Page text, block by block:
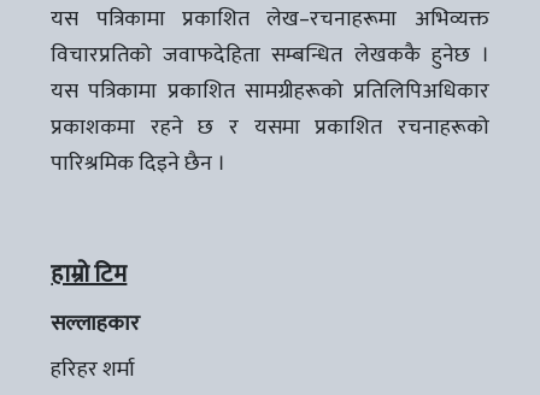
यस पत्रिकामा प्रकाशित लेख–रचनाहरूमा अभिव्यक्त
विचारप्रतिको जवाफदेहिता सम्बन्धित लेखककै हुनेछ ।
यस पत्रिकामा प्रकाशित सामग्रीहरूको प्रतिलिपिअधिकार
प्रकाशकमा रहने छ र यसमा प्रकाशित रचनाहरूको
पारिश्रमिक दिइने छैन ।
हाम्रो टिम
सल्लाहकार
हरिहर शर्मा